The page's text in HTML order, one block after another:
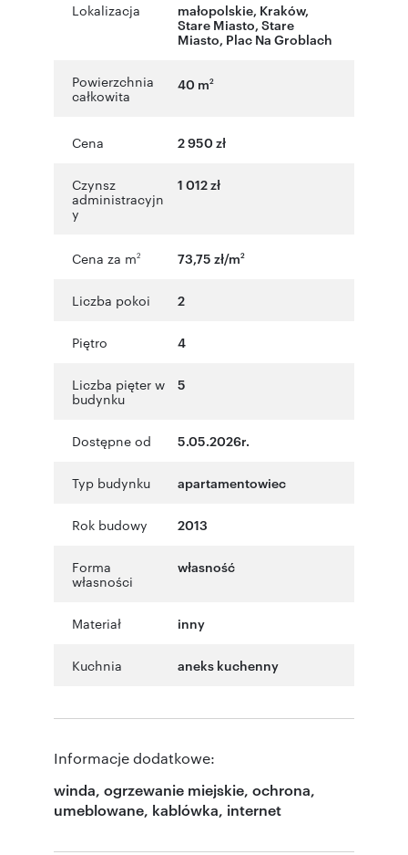
Lokalizacja małopolskie, Kraków,
Stare Miasto, Stare
Miasto, Plac Na Groblach
Powierzchnia
całkowita
40 m2
Cena 2 950 zł
Czynsz
administracyjn
y
1 012 zł
Cena za m2 73,75 zł/m2
Liczba pokoi 2
Piętro 4
Liczba pięter w
budynku
5
Dostępne od 5.05.2026r.
Typ budynku apartamentowiec
Rok budowy 2013
Forma
własności
własność
Materiał inny
Kuchnia aneks kuchenny
Informacje dodatkowe:
winda, ogrzewanie miejskie, ochrona,
umeblowane, kablówka, internet